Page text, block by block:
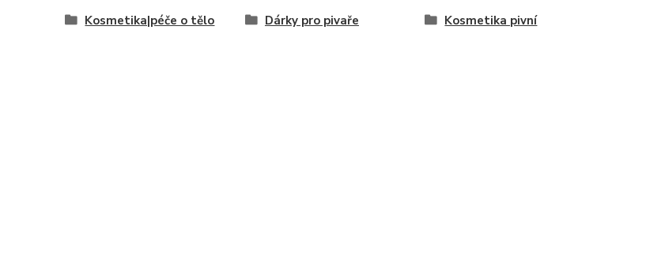
Kosmetika|péče o tělo Dárky pro pivaře
Kosmetika pivní